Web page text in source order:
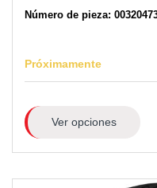
Número de pieza:
Próximamente
Ver opciones